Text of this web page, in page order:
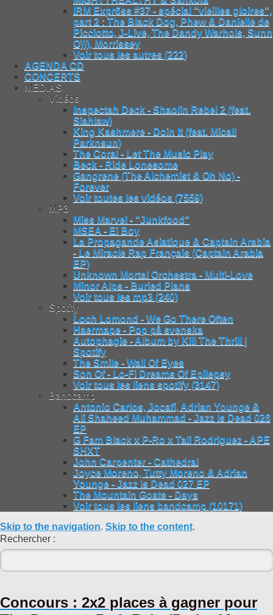
IRM Expr6ss #37 - spécial "vieilles gloires",
part 2 : The Black Dog, Phew & Danielle de
Picciotto, J-Live, The Dandy Warhols, Sunn
O))), Morrissey
Voir tous les autres (222)
AGENDA CD
CONCERTS
MEDIAS
Vidéos
Inspectah Deck - Shaolin Rebel 2 (feat.
Siahlaw)
King Kashmere - Doin It (feat. Micall
Parknsun)
The Coral - Let The Music Play
Beck - Ride Lonesome
Gangrene (The Alchemist & Oh No) -
Forever
Voir toutes les vidéos (7559)
MP3
Miss Marvel - "Junkfood"
MSEA - Ei Boy
La Propagande Asiatique & Captain Arabia
- Le Miracle Rap Français (Captain Arabia
EP)
Unknown Mortal Orchestra - Multi-Love
Minor Alps - Buried Plans
Voir tous les mp3 (240)
Spotify
Loch Lomond - We Go There Often
Haermape - Pop på svenska
Autophagie - Album by Kill The Thrill |
Spotify
The Smile - Wall Of Eyes
Son Of - Lo-Fi Dreams Of Epilepsy
Voir tous les liens spotify (3147)
Bandcamp
Antonio Carlos, Jocafi, Adrian Younge &
Ali Shaheed Muhammad - Jazz Is Dead 026
EP
G Fam Black x P-Ro x Tali Rodriguez - APE
SHXT
John Carpenter - Cathedral
Joyce Moreno, Tutty Moreno & Adrian
Younge - Jazz Is Dead 027 EP
The Mountain Goats - Days
Voir tous les liens bandcamp (10171)
Skip to the navigation. Skip to the content.
Rechercher :
Concours : 2x2 places à gagner pour